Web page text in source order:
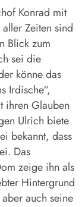
Konrad mit
Zeiten sind
Blick zum
sei die
könne das
Irdische“,
ihren Glauben
Ulrich biete
bekannt, dass
Das
zeige ihn als
Hintergrund
auch seine